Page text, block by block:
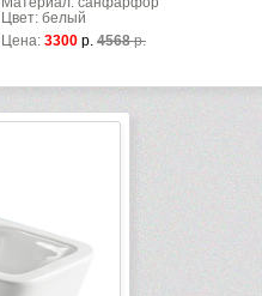
Цвет: белый
Цена: 3300 р. 4568р.